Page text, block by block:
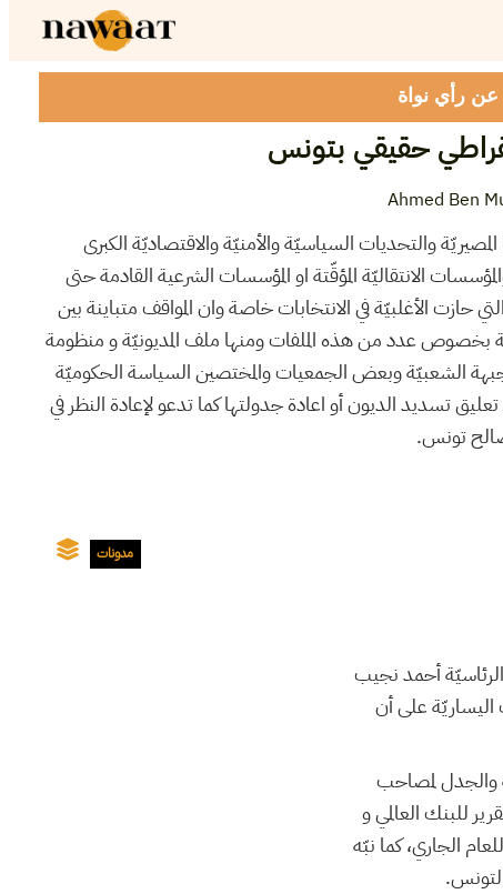
عن رأي نواة
حقيقي بتونس
Ahmed Ben
والتحديات السياسيّة والأمنيّة والاقتصاديّة الكبرى
الانتقاليّة المؤقّتة او المؤسسات الشرعية القادمة حتى
حازت الأغلبيّة في الانتخابات خاصة وان المواقف متباينة بين
بخصوص عدد من هذه الملفات ومنها ملف المديونيّة و منظومة
الشعبيّة وبعض الجمعيات والمختصين السياسة الحكوميّة
تسديد الديون أو اعادة جدولتها كما تدعو لإعادة النظر في
تونس.
مدونات
للانتخابات الرئاسيّة أحمد نجيب
اليساريّة على أن
والجدل لمصاحب
للبنك العالمي و
الجاري، كما نبّه
لتونس.